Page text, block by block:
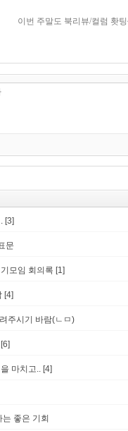
이번 주말도 북리뷰/컬럼 홧
[3]
문
모임 회의록 [1]
[4]
주시기 바람(ㄴㅁ)
[6]
마치고.. [4]
좋은 기회